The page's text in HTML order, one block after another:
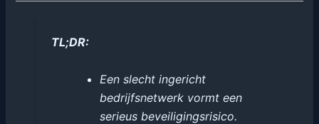
TL;DR:
Een slecht ingericht
bedrijfsnetwerk vormt een
serieus beveiligingsrisico.